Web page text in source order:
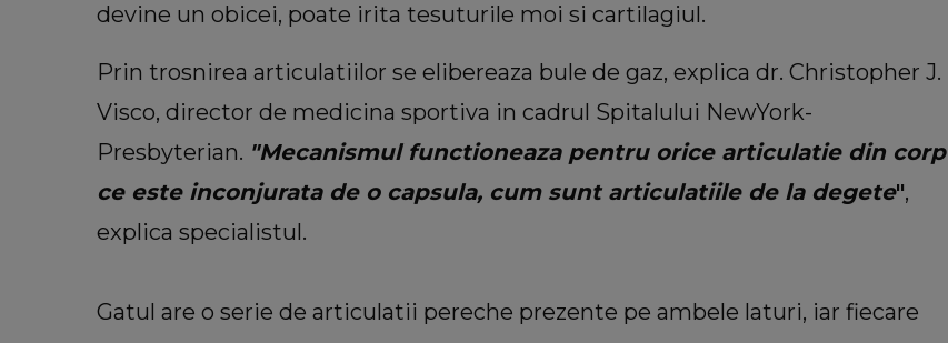
devine un obicei, poate irita tesuturile moi si cartilagiul.
Prin trosnirea articulatiilor se elibereaza bule de gaz, explica dr. Christopher J.
Visco, director de medicina sportiva in cadrul Spitalului NewYork-
Presbyterian. "Mecanismul functioneaza pentru orice articulatie din corp
ce este inconjurata de o capsula, cum sunt articulatiile de la degete",
explica specialistul.
Gatul are o serie de articulatii pereche prezente pe ambele laturi, iar fiecare
Ce să porți în Italia în vara 2026. Cum
care îl vizitezi
INFORMATIILE ZILEI
Botoșani. Ce îi mărturisise fiului său
înainte să dispară: „Așa a fost găsit